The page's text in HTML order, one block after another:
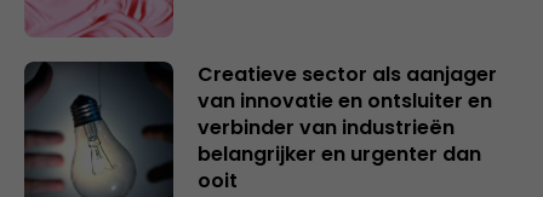
Creatieve sector als aanjager
van innovatie en ontsluiter en
verbinder van industrieën
belangrijker en urgenter dan
ooit